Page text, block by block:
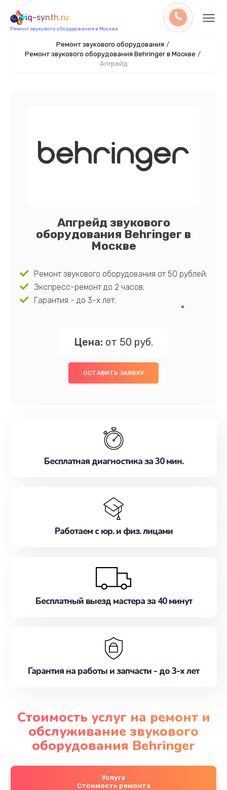
iq-synth.ru
Ремонт звукового оборудования в Москве
Ремонт звукового оборудования /
Ремонт звукового оборудования Behringer в Москве /
Апгрейд
Апгрейд звукового
оборудования Behringer в
Москве
Ремонт звукового оборудования от 50 рублей;
Экспресс-ремонт до 2 часов;
Гарантия - до 3-х лет;
Цена: от 50 руб.
ОСТАВИТЬ ЗАЯВКУ
Бесплатная диагностика за 30 мин.
Работаем с юр. и физ. лицами
Бесплатный выезд мастера за 40 минут
Гарантия на работы и запчасти - до 3-х лет
Стоимость услуг на ремонт и
обслуживание звукового
оборудования Behringer
Услуга
Стоимость ремонта